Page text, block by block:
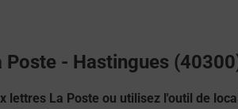
- Hastingues
lettres La Poste ou utilisez l'outil de